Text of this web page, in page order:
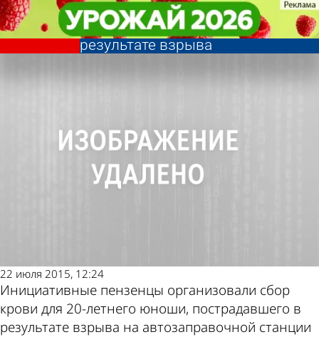
Волонтеры организовали сбор
крови для пострадавшего в
результате взрыва
Общество
22 июля 2015, 12:24
Инициативные пензенцы организовали сбор
крови для 20-летнего юноши, пострадавшего в
результате взрыва на автозаправочной станции
Волонтеры организовали сбор
крови для пострадавшего в
результате взрыва
Общество
Другие новости
по теме
Погода и курсы
валют в Пензе